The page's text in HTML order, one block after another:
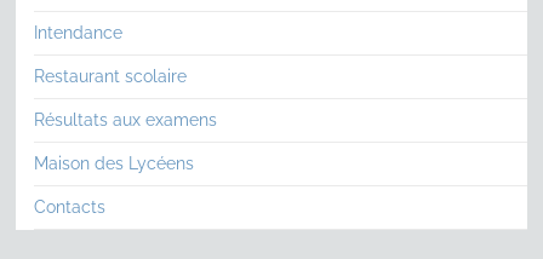
Intendance
Restaurant scolaire
Résultats aux examens
Maison des Lycéens
Contacts